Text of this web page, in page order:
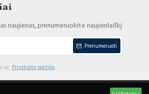
naujienas, prenumeruokite naujienlaiškį
Prenumeruoti
su Privatumo politika